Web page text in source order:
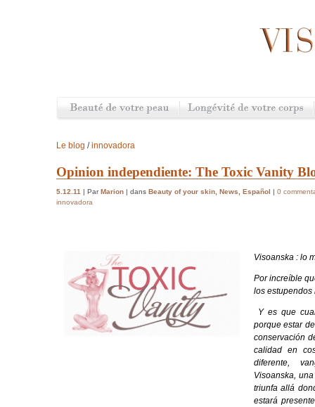
Le blog /innovadora
Opinion independiente: The Toxic Vanity
5.12.11 | ParMarion | dans Beauty of your skin, News, Español | 0
innovadora
Visoanska : lo
Por increíble
los estupendos
Y es que
porque estar
conservación
calidad en
diferente,
Visoanska,
triunfa allá
estará